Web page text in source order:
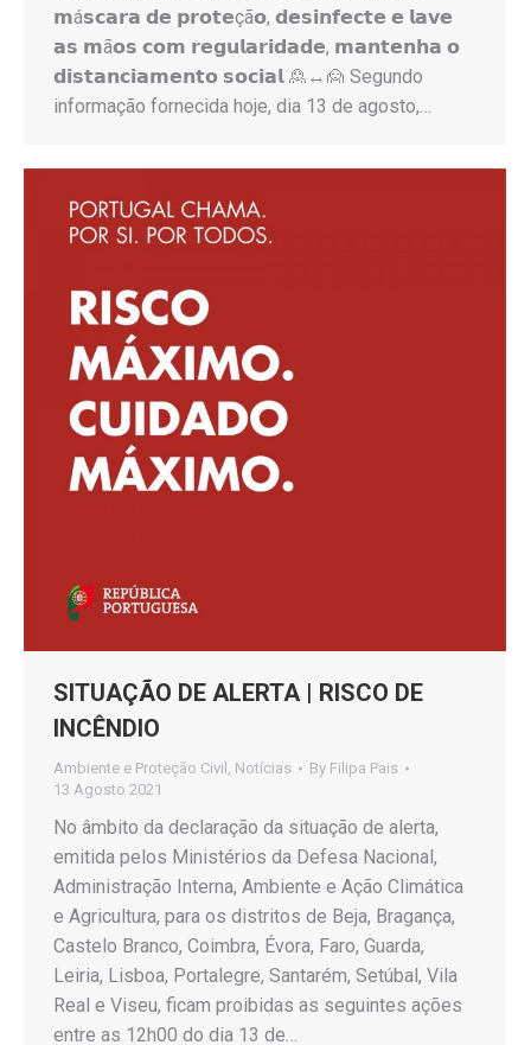
𝗺á𝘀𝗰𝗮𝗿𝗮 𝗱𝗲 𝗽𝗿𝗼𝘁𝗲çã𝗼, 𝗱𝗲𝘀𝗶𝗻𝗳𝗲𝗰𝘁𝗲 𝗲 𝗹𝗮𝘃𝗲
𝗮𝘀 𝗺ã𝗼𝘀 𝗰𝗼𝗺 𝗿𝗲𝗴𝘂𝗹𝗮𝗿𝗶𝗱𝗮𝗱𝗲, 𝗺𝗮𝗻𝘁𝗲𝗻𝗵𝗮 𝗼
𝗱𝗶𝘀𝘁𝗮𝗻𝗰𝗶𝗮𝗺𝗲𝗻𝘁𝗼 𝘀𝗼𝗰𝗶𝗮𝗹 🙎↔️🙍 Segundo
informação fornecida hoje, dia 13 de agosto,…
SITUAÇÃO DE ALERTA | RISCO DE
INCÊNDIO
Ambiente e Proteção Civil , Notícias By Filipa Pais
13 Agosto 2021
No âmbito da declaração da situação de alerta,
emitida pelos Ministérios da Defesa Nacional,
Administração Interna, Ambiente e Ação Climática
e Agricultura, para os distritos de Beja, Bragança,
Castelo Branco, Coimbra, Évora, Faro, Guarda,
Leiria, Lisboa, Portalegre, Santarém, Setúbal, Vila
Real e Viseu, ficam proibidas as seguintes ações
entre as 12h00 do dia 13 de…